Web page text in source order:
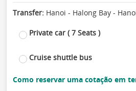
Transfer: Hanoi - Halong Bay -
Private car ( 7 Seats )
Cruise shuttle bus
Como reservar uma cotação em